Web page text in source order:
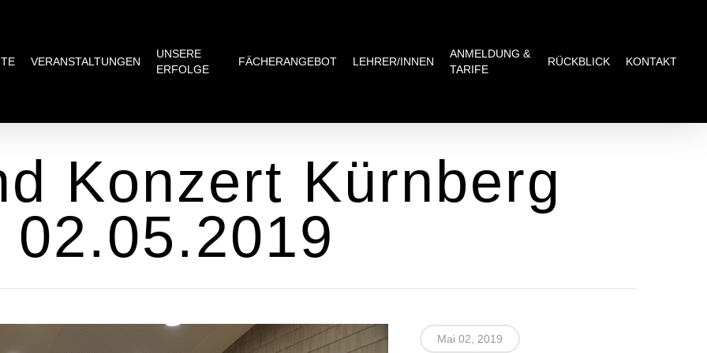
VERANSTALTUNGEN
UNSERE
ERFOLGE
FÄCHERANGEBOT LEHRER/INNEN
ANMELDUNG &
TARIFE
RÜCKBLICK KONTAKT
Konzert Kürnberg
02.05.2019
Mai 02, 2019